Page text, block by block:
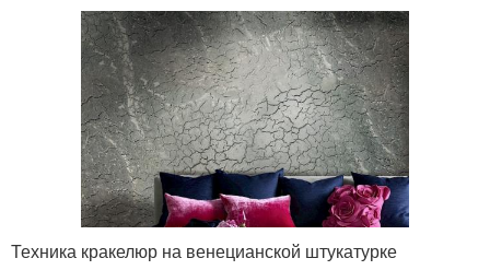
Техника кракелюр на венецианской штукатурке